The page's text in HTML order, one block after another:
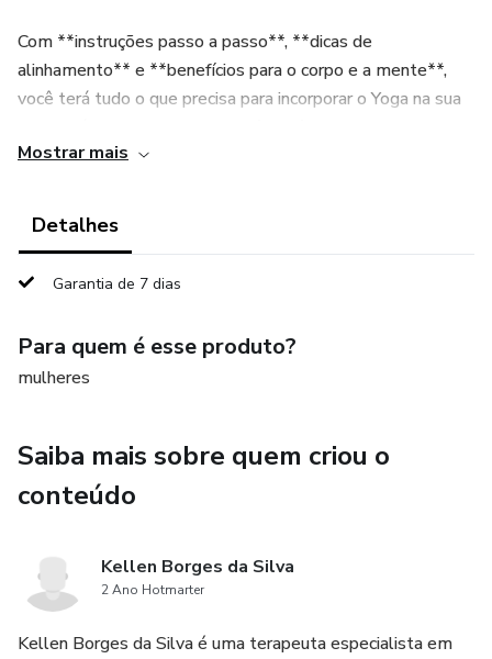
Com **instruções passo a passo**, **dicas de
alinhamento** e **benefícios para o corpo e a mente**,
você terá tudo o que precisa para incorporar o Yoga na sua
- **Posturas fáceis de seguir**, desde as mais simples até
flexibilidade.
- **Ilustrações detalhadas** para garantir a execução
**Pratique Yoga em casa e sinta os benefícios de uma
mente mais tranquila e um corpo mais forte e flexível.**
Mostrar mais
Detalhes
Garantia de 7 dias
Para quem é esse produto?
mulheres
Saiba mais sobre quem criou o
conteúdo
Kellen Borges da Silva
2 Ano Hotmarter
Kellen Borges da Silva é uma terapeuta especialista em